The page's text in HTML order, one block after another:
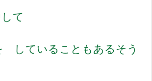
して
していることもあるそう